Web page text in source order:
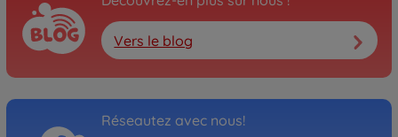
Vers le blog
Réseautez avec nous!